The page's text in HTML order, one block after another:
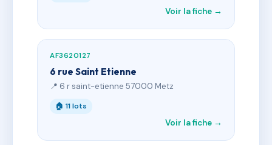
Voir la fiche →
AF3620127
6 rue Saint Etienne
📍 6 r saint-etienne 57000 Metz
🏠 11 lots
Voir la fiche →